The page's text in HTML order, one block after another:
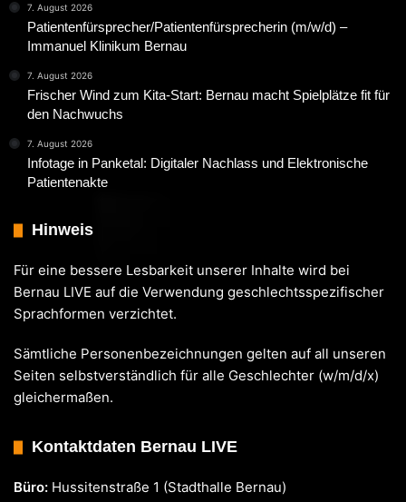
7. August 2026
Patientenfürsprecher/Patientenfürsprecherin (m/w/d) –
Immanuel Klinikum Bernau
7. August 2026
Frischer Wind zum Kita-Start: Bernau macht Spielplätze fit für
den Nachwuchs
7. August 2026
Infotage in Panketal: Digitaler Nachlass und Elektronische
Patientenakte
Hinweis
Für eine bessere Lesbarkeit unserer Inhalte wird bei
Bernau LIVE auf die Verwendung geschlechtsspezifischer
Sprachformen verzichtet.
Sämtliche Personenbezeichnungen gelten auf all unseren
Seiten selbstverständlich für alle Geschlechter (w/m/d/x)
gleichermaßen.
Kontaktdaten Bernau LIVE
Büro: Hussitenstraße 1 (Stadthalle Bernau)